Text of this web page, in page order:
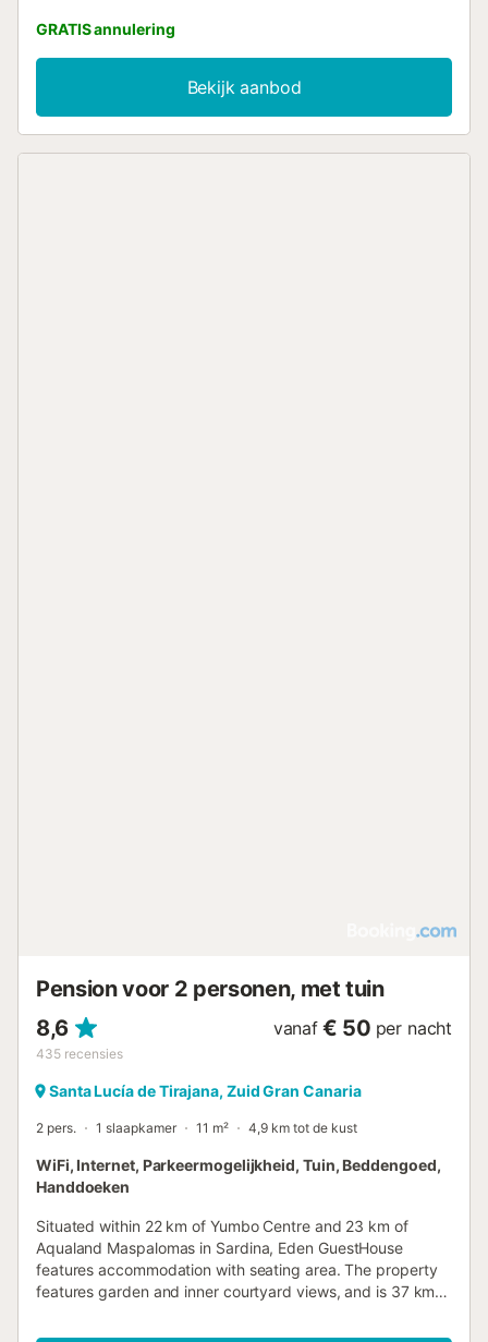
GRATIS annulering
Bekijk aanbod
Pension voor 2 personen, met tuin
8,6
435 recensies
vanaf € 50 per nacht
Santa Lucía de Tirajana, Zuid Gran Canaria
2 pers. 1 slaapkamer 11 m² 4,9 km tot de kust
WiFi, Internet, Parkeermogelijkheid, Tuin, Beddengoed,
Handdoeken
Situated within 22 km of Yumbo Centre and 23 km of
Aqualand Maspalomas in Sardina, Eden GuestHouse
features accommodation with seating area. The property
features garden and inner courtyard views, and is 37 km